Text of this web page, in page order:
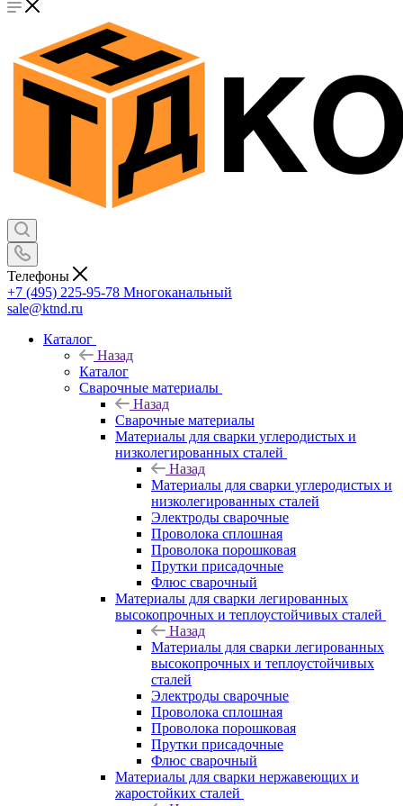
Телефоны
+7 (495) 225-95-78 Многоканальный
sale@ktnd.ru
Каталог
Назад
Каталог
Сварочные материалы
Назад
Сварочные материалы
Материалы для сварки углеродистых и
низколегированных сталей
Назад
Материалы для сварки углеродистых и
низколегированных сталей
Электроды сварочные
Проволока сплошная
Проволока порошковая
Прутки присадочные
Флюс сварочный
Материалы для сварки легированных
высокопрочных и теплоустойчивых сталей
Назад
Материалы для сварки легированных
высокопрочных и теплоустойчивых
сталей
Электроды сварочные
Проволока сплошная
Проволока порошковая
Прутки присадочные
Флюс сварочный
Материалы для сварки нержавеющих и
жаростойких сталей